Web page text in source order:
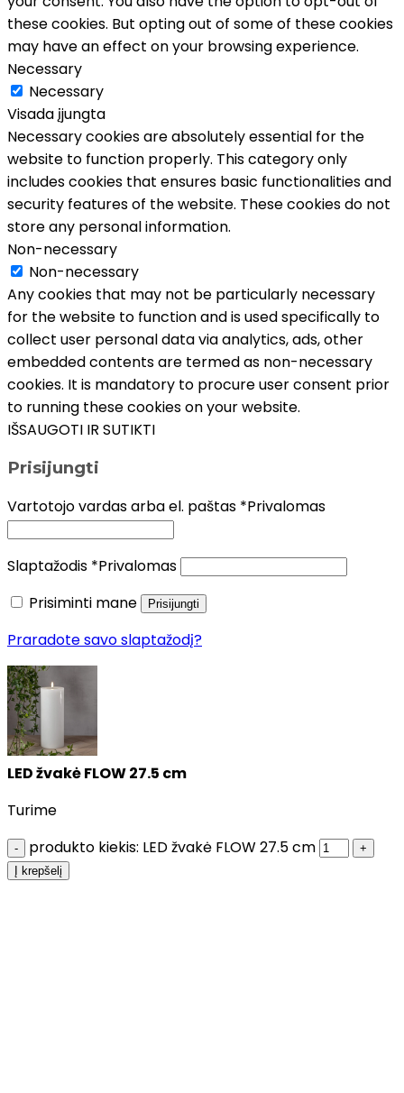
these cookies. But opting out of some of these cookies
may have an effect on your browsing experience.
Necessary
Necessary
Visada įjungta
Necessary cookies are absolutely essential for the
website to function properly. This category only
includes cookies that ensures basic functionalities and
security features of the website. These cookies do not
store any personal information.
Non-necessary
Non-necessary
Any cookies that may not be particularly necessary
for the website to function and is used specifically to
collect user personal data via analytics, ads, other
embedded contents are termed as non-necessary
cookies. It is mandatory to procure user consent prior
to running these cookies on your website.
IŠSAUGOTI IR SUTIKTI
Prisijungti
Vartotojo vardas arba el. paštas *Privalomas
Slaptažodis *Privalomas
Prisiminti mane
Prisijungti
Praradote savo slaptažodį?
LED žvakė FLOW 27.5 cm
Turime
produkto kiekis: LED žvakė FLOW 27.5 cm
Į krepšelį